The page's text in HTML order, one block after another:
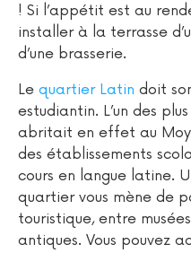
! Si l’appétit est au
installer à la terrasse
d’une brasserie.
Le quartier Latin doit
estudiantin. L’un des
abritait en effet au
des établissements
cours en langue latine.
quartier vous mène de
touristique, entre
antiques. Vous pouvez